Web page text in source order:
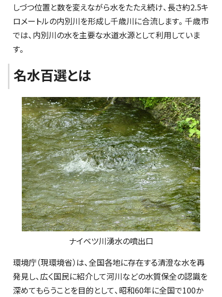
しづつ位置と数を変えながら水をたたえ続け、長さ約2.5キ
ロメートルの内別川を形成し千歳川に合流します。千歳市
では、内別川の水を主要な水道水源として利用していま
す。
名水百選とは
ナイベツ川湧水の噴出口
環境庁（現環境省）は、全国各地に存在する清澄な水を再
発見し、広く国民に紹介して河川などの水質保全の認識を
深めてもらうことを目的として、昭和60年に全国で100か